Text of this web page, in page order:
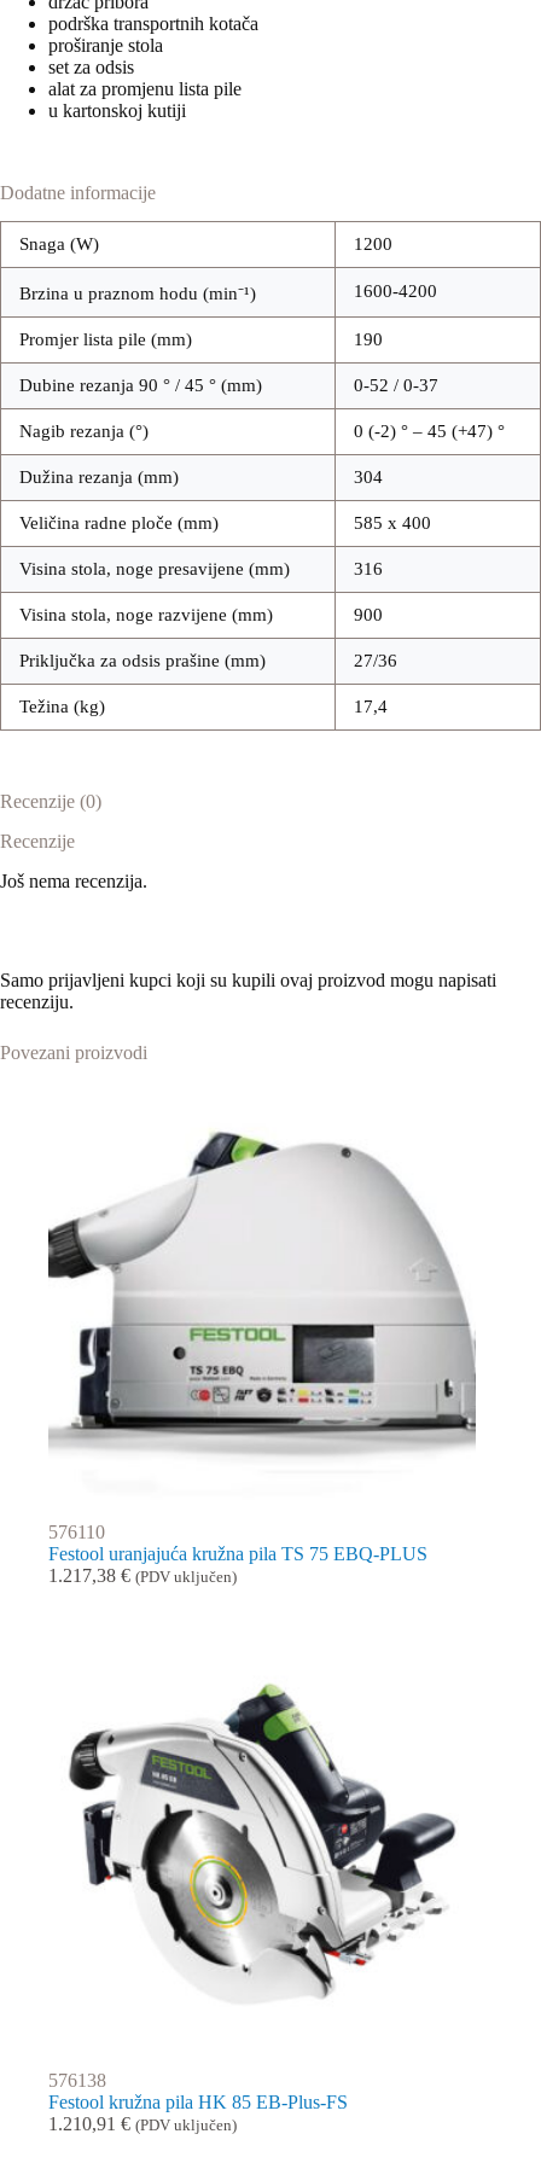
podrška transportnih kotača
proširanje stola
set za odsis
alat za promjenu lista pile
u kartonskoj kutiji
Dodatne informacije
Snaga (W) 1200
Brzina u praznom hodu (min⁻¹) 1600-4200
Promjer lista pile (mm) 190
Dubine rezanja 90 ° / 45 ° (mm) 0-52 / 0-37
Nagib rezanja (°) 0 (-2) ° – 45 (+47) °
Dužina rezanja (mm) 304
Veličina radne ploče (mm) 585 x 400
Visina stola, noge presavijene (mm) 316
Visina stola, noge razvijene (mm) 900
Priključka za odsis prašine (mm) 27/36
Težina (kg) 17,4
Recenzije (0)
Recenzije
Još nema recenzija.
Samo prijavljeni kupci koji su kupili ovaj proizvod mogu napisati
recenziju.
Povezani proizvodi
576110
Festool uranjajuća kružna pila TS 75 EBQ-PLUS
1.217,38 € (PDV uključen)
576138
Festool kružna pila HK 85 EB-Plus-FS
1.210,91 € (PDV uključen)